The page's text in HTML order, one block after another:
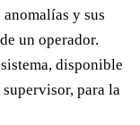
y sus
un operador.
disponible
para la